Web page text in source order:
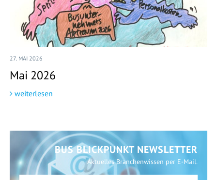
27. MAI 2026
Mai 2026
weiterlesen
BUS BLICKPUNKT NEWSLETTER
Aktuelles Branchenwissen per E-Mail.